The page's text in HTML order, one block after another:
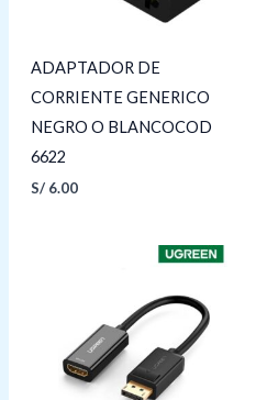
ADAPTADOR DE
CORRIENTE GENERICO
NEGRO O BLANCOCOD
6622
S/6.00